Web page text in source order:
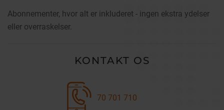
Abonnementer, hvor alt er inkluderet - ingen ekstra ydelser
eller overraskelser.
KONTAKT OS
70 701 710